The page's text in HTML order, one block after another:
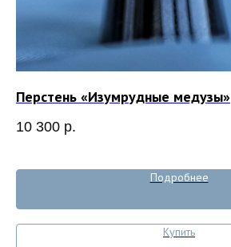
Перстень «Изумрудные медузы»
10 300 р.
Подробнее
Купить